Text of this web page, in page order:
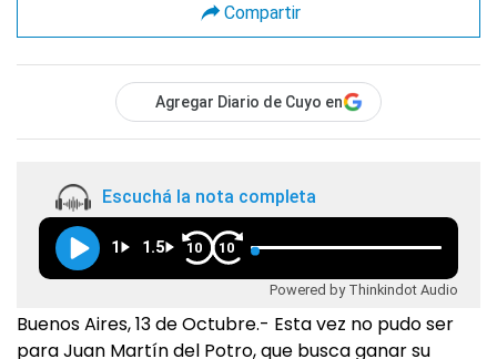
Compartir
Agregar Diario de Cuyo en
Escuchá la nota completa
1 1.5 10 10
Powered by Thinkindot Audio
Buenos Aires, 13 de Octubre.- Esta vez no pudo ser
para Juan Martín del Potro, que busca ganar su